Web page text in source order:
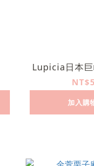
Lupicia日本
加入購